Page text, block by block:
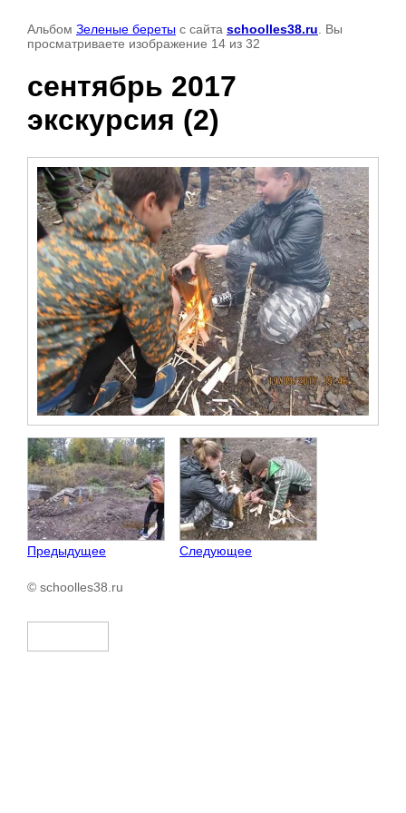
Альбом Зеленые береты с сайта schoolles38.ru . Вы
просматриваете изображение 14 из 32
сентябрь 2017
экскурсия (2)
Предыдущее Следующее
© schoolles38.ru